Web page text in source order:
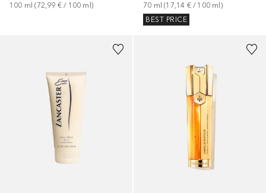
100 ml (72,99 € / 100 ml) 70 ml (17,14 € / 100 ml)
BEST PRICE